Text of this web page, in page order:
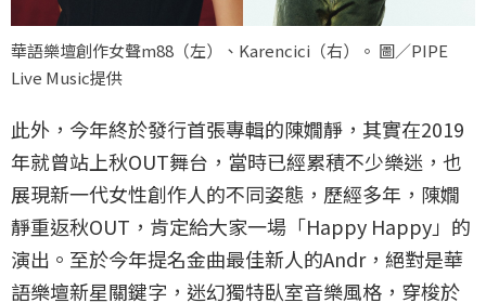
華語樂壇創作女聲m88（左）、Karencici（右）。 圖／PIPE
Live Music提供
此外，今年終於發行首張專輯的陳嫺靜，其實在2019
年就曾站上秋OUT舞台，當時已經累積不少樂迷，也
展現新一代女性創作人的不同姿態，歷經多年，陳嫺
靜重返秋OUT，肯定給大家一場「Happy Happy」的
演出。至於今年提名金曲最佳新人的Andr，絕對是華
語樂壇新星關鍵字，迷幻獨特臥室音樂風格，穿梭於